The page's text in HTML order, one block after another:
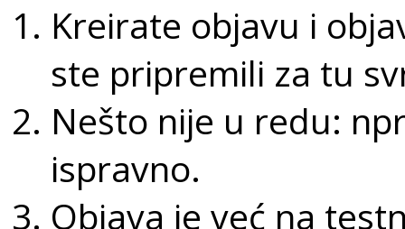
Kreirate objavu i
ste pripremili za tu
Nešto nije u redu:
ispravno.
Objava je već na